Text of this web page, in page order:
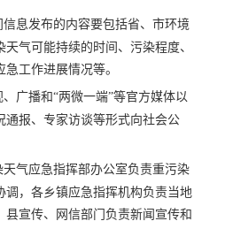
信息发布的内容要包括省、市环境
气可能持续的时间、污染程度、
工作进展情况等。
广播和“两微一端”等官方媒体以
通报、专家访谈等形式向社会公
天气应急指挥部办公室负责重污染
调，各乡镇应急指挥机构负责当地
县宣传、网信部门负责新闻宣传和